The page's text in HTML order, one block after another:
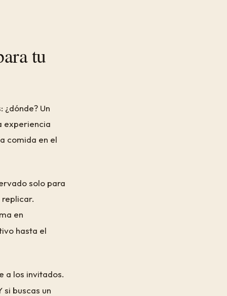
tu
Un
experiencia
comida en el
solo para
en
hasta el
a los invitados.
buscas un